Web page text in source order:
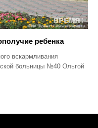
ребенка
вскармливания
больницы №40 Ольгой